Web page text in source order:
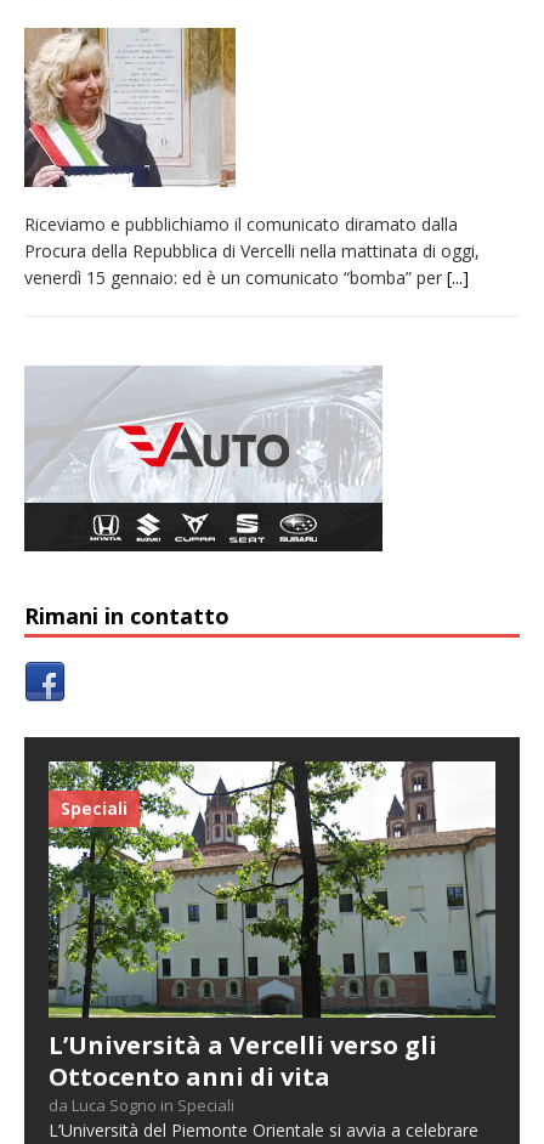
Estate di sagre anche per i mezzi storici della
collezione della Fondazione Marazzato
Pro vs Saluzzo, amichevole di buon riscontro
Piscina ex Enal non balneabile dopo i controlli
dell’Asl. Il Comune: «Misura precauzionale e
provvisoria»
Dieci anni fa l’ingresso a Vercelli
dell’arcivescovo mons. Marco Arnolfo
Riceviamo e pubblichiamo il comunicato diramato dalla
Procura della Repubblica di Vercelli nella mattinata di oggi,
venerdì 15 gennaio: ed è un comunicato “bomba” per [...]
Rimani in contatto
Speciali
L’Università a Vercelli verso gli
Ottocento anni di vita
da Luca Sogno in Speciali
L’Università del Piemonte Orientale si avvia a celebrare